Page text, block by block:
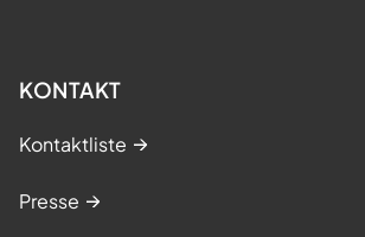
KONTAKT
Kontaktliste
Presse